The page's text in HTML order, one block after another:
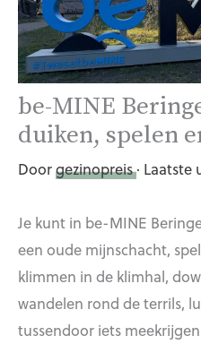
be-MINE
duiken, spelen
Doorgezinopreis·
Je kunt in be-MINE
een oude mijnschacht,
klimmen in de klimhal,
wandelen rond de terrils,
tussendoor iets